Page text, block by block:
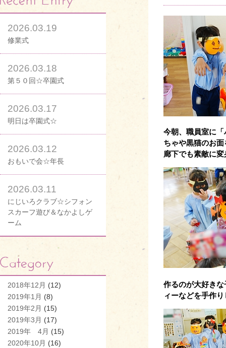
2026.03.19
修業式
2026.03.18
第５０回☆卒園式
2026.03.17
明日は卒園式☆
2026.03.12
おもいで会☆年長
2026.03.11
にじいろクラブ☆シフォン
スカーフ遊び＆なかよしゲ
ーム
2018年12月 (12)
2019年1月 (8)
2019年2月 (15)
2019年3月 (17)
2019年 4月 (15)
2020年10月 (16)
今朝、職員室に
ちゃや黒猫のお
廊下でも素敵に
作るのが大好き
ィーなどを手作